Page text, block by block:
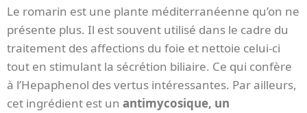
Le romarin est une plante méditerranéenne qu’on ne
présente plus. Il est souvent utilisé dans le cadre du
traitement des affections du foie et nettoie celui-ci
tout en stimulant la sécrétion biliaire. Ce qui confère
à l’Hepaphenol des vertus intéressantes. Par ailleurs,
cet ingrédient est un antimycosique, un